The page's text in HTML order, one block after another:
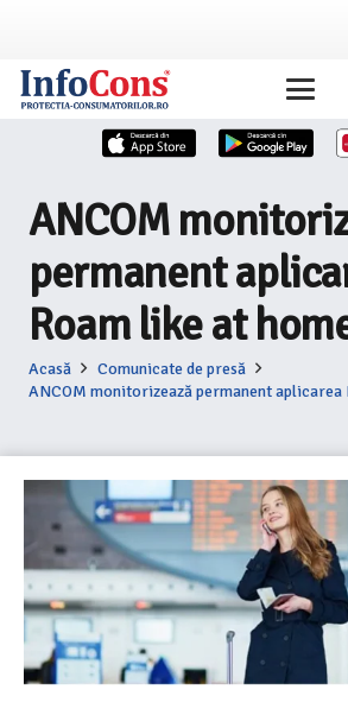
ANCOM
permanent
Roam like at
Acasă
Comunicate de presă
ANCOM monitorizează permanent aplicarea